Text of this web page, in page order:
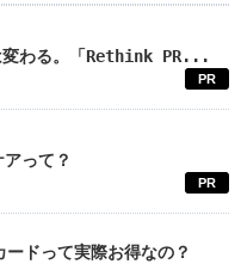
変わる。「Rethink PR...
PR
って？
PR
ドって実際お得なの？